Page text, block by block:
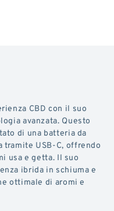
CBD con il suo
avanzata. Questo
di una batteria da
USB-C, offrendo
usa e getta. Il suo
ibrida in schiuma e
ottimale di aromi e